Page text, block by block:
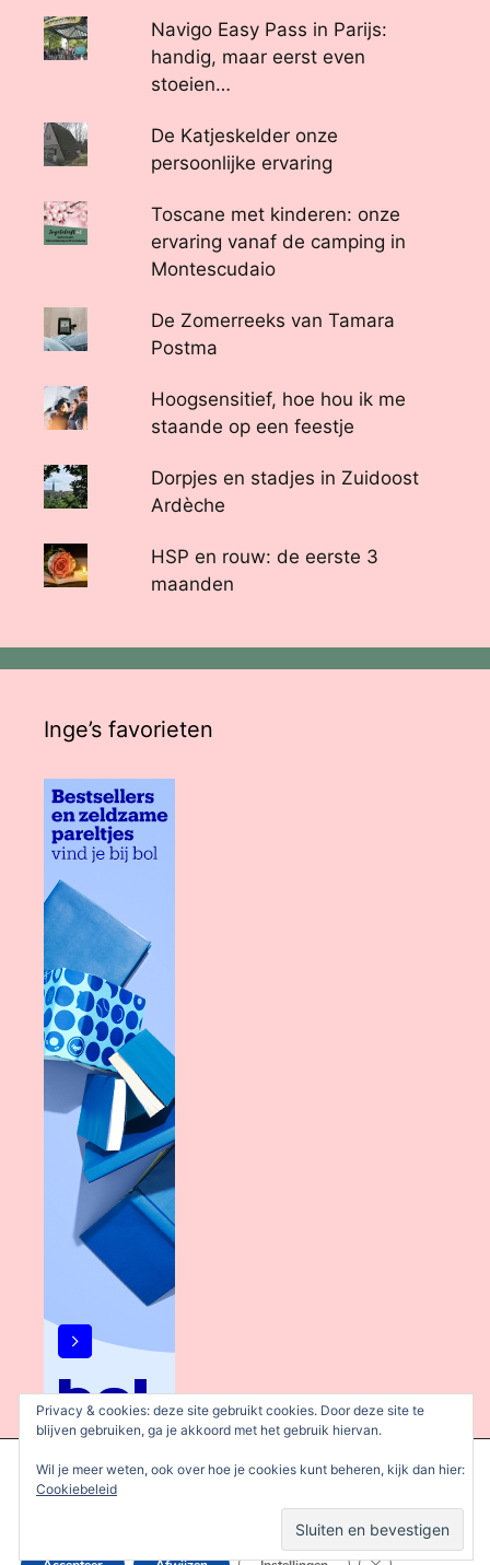
Navigo Easy Pass in Parijs:
handig, maar eerst even
stoeien…
De Katjeskelder onze
persoonlijke ervaring
Toscane met kinderen: onze
ervaring vanaf de camping in
Montescudaio
De Zomerreeks van Tamara
Postma
Hoogsensitief, hoe hou ik me
staande op een feestje
Dorpjes en stadjes in Zuidoost
Ardèche
HSP en rouw: de eerste 3
maanden
Inge’s favorieten
We gebruiken cookies om je de beste ervaring op onze site te
bieden.
Je kunt meer informatie vinden over welke cookies we gebruiken
Sluit AVG/
Privacy & cookies: deze site gebruikt cookies. Door deze site te
blijven gebruiken, ga je akkoord met het gebruik hiervan.
Wil je meer weten, ook over hoe je cookies kunt beheren, kijk dan hier:
Cookiebeleid